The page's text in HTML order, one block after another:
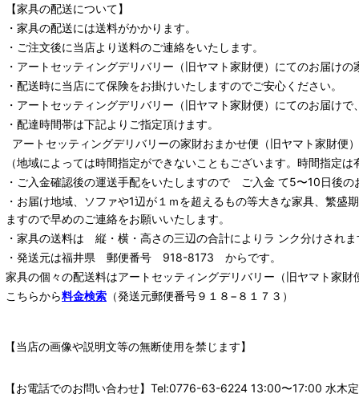
【家具の配送について】
・家具の配送には送料がかかります。
・ご注文後に当店より送料のご連絡をいたします。
・ アートセッティングデリバリー （旧ヤマト家財便） にてのお届けの
・配送時に当店にて保険をお掛けいたしますのでご安心ください。
・ アートセッティングデリバリー （旧ヤマト家財便） にてのお届けで
・配達時間帯は下記よりご指定頂けます。
アートセッティングデリバリーの家財おまかせ便 （旧ヤマト家財便
（地域によっては時間指定ができないこともございます。時間指定
・ご入金確認後の運送手配をいたしますので ご入金 て5〜10日後の
・お届け地域、ソファや1辺が１ｍを超えるもの等大きな家具、繁
ますので早めのご連絡をお願いいたします。
・家具の送料は 縦・横・高さの三辺の合計によりラ ンク分けされま
・発送元は福井県 郵便番号 918-8173 からです。
家具の個々の配送料はアートセッティングデリバリー （旧ヤマト家財
こちらから料金検索 （発送元郵便番号９１８−８１７３）
【当店の画像や説明文等の無断使用を禁じます】
【お電話でのお問い合わせ】Tel:0776-63-6224 13:00〜17:00 水木